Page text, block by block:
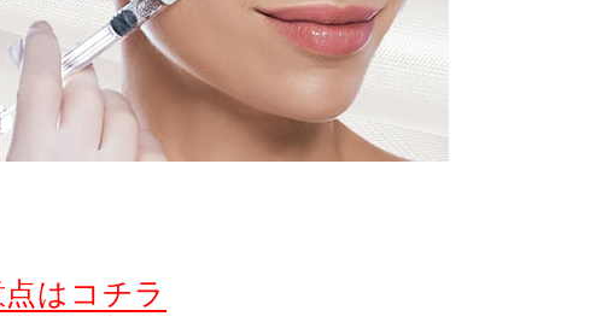
はコチラ